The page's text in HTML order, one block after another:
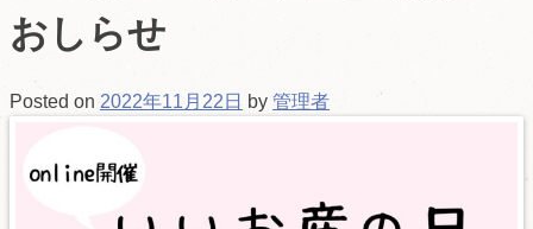
おしらせ
Posted on 2022年11月22日 by 管理者